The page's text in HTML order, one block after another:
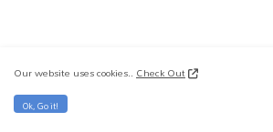
Our website uses cookies..Check Out
Ok, Go it!